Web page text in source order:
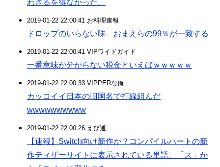
わざるを得なかった。
2019-01-22 22:00:41 お料理速報
ドロップのいらない味 おまえらの99％が一致する
2019-01-22 22:00:41 VIPワイドガイド
一番意味が分からない税金といえばｗｗｗｗｗ
2019-01-22 22:00:33 VIPPERな俺
カッコイイ日本の旧国名で打線組んだ
wwwwwwwwww
2019-01-22 22:00:26 えび通
【速報】Switch向け新作か？コンパイルハートの新
作ティザーサイトに表示されている単語、「ス」か